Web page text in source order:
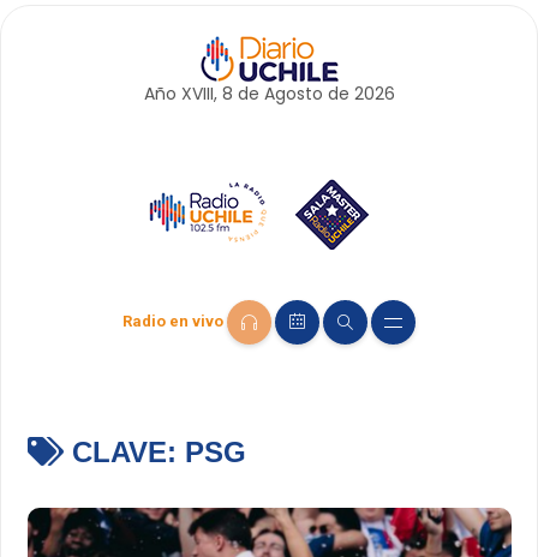
Año XVIII, 8 de Agosto de 2026
Radio en vivo
CLAVE: PSG